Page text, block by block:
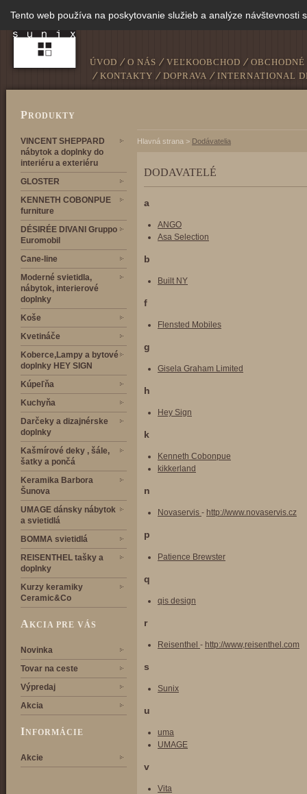
ÚVOD O NÁS VEĽKOOBCHOD
KONTAKTY
DOPRAVA INTERNATIONAL
PRODUKTY
VINCENT SHEPPARD
nábytok a doplnky do
interiéru a exteriéru
GLOSTER
KENNETH COBONPUE
furniture
DÉSIRÉE DIVANI Gruppo
Euromobil
Cane-line
Moderné svietidla,
nábytok, interierové
doplnky
Koše
Kvetináče
Koberce,Lampy a bytové
doplnky HEY SIGN
Kúpeľňa
Kuchyňa
Darčeky a dizajnérske
doplnky
Kašmírové deky , šále,
šatky a pončá
Keramika Barbora
Šunova
UMAGE dánsky nábytok
a svietidlá
BOMMA svietidlá
REISENTHEL tašky a
doplnky
Kurzy keramiky
Ceramic&Co
AKCIA PRE VÁS
Novinka
Tovar na ceste
Výpredaj
Akcia
INFORMÁCIE
Akcie
Hlavná strana > Dodávatelia
DODAVATELÉ
a
ANGO
Asa Selection
b
Built NY
f
Flensted Mobiles
g
Gisela Graham Limited
h
Hey Sign
k
Kenneth Cobonpue
kikkerland
n
Novaservis - http://www.novaservis.cz
p
Patience Brewster
q
qis design
r
Reisenthel - http://www,reisenthel.com
s
Sunix
u
uma
UMAGE
v
Vita
Tento web používa na poskytovanie služieb a analýze návštevnosti